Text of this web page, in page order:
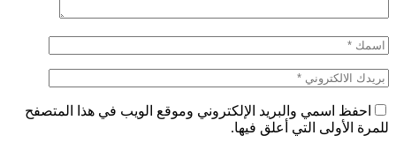
احفظ اسمي والبريد الإلكتروني وموقع الويب في هذا المتصفح
للمرة الأولى التي أعلق فيها.